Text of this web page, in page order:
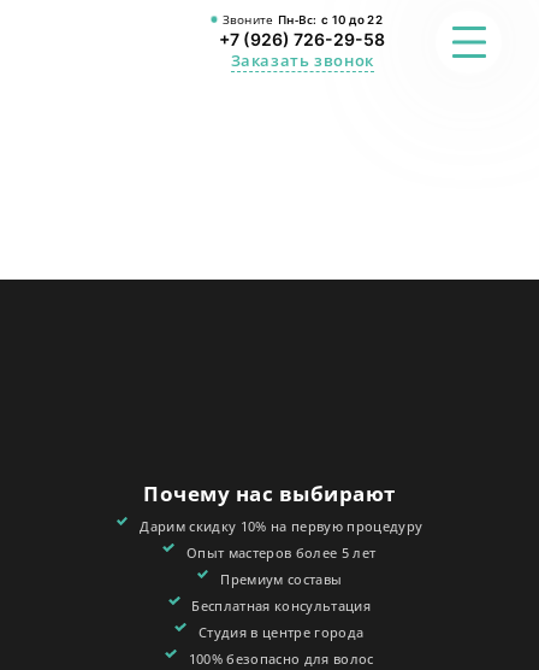
Звоните Пн-Вс:с 10 до 22
+7 (926) 726-29-58
Заказать звонок
КОНТАКТЫПочему нас выбирают
Дарим скидку 10% на первую процедуру
Опыт мастеров более 5 лет
Премиум составы
Бесплатная консультация
Студия в центре города
100% безопасно для волос